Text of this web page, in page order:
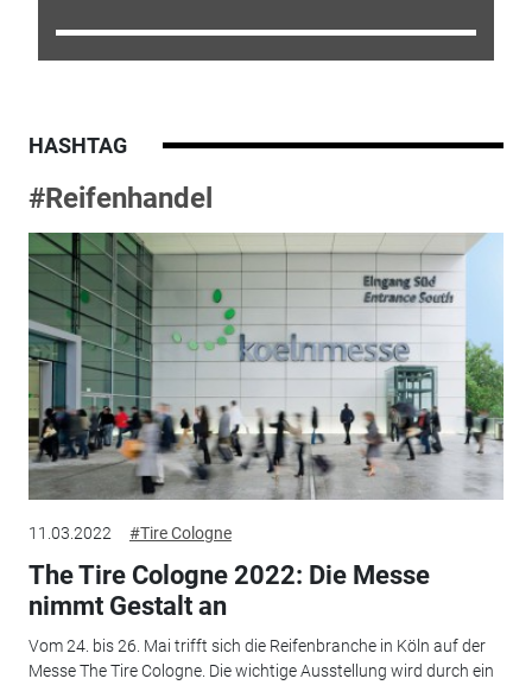
HASHTAG
#Reifenhandel
11.03.2022 #Tire Cologne
The Tire Cologne 2022: Die Messe
nimmt Gestalt an
Vom 24. bis 26. Mai trifft sich die Reifenbranche in Köln auf der
Messe The Tire Cologne. Die wichtige Ausstellung wird durch ein